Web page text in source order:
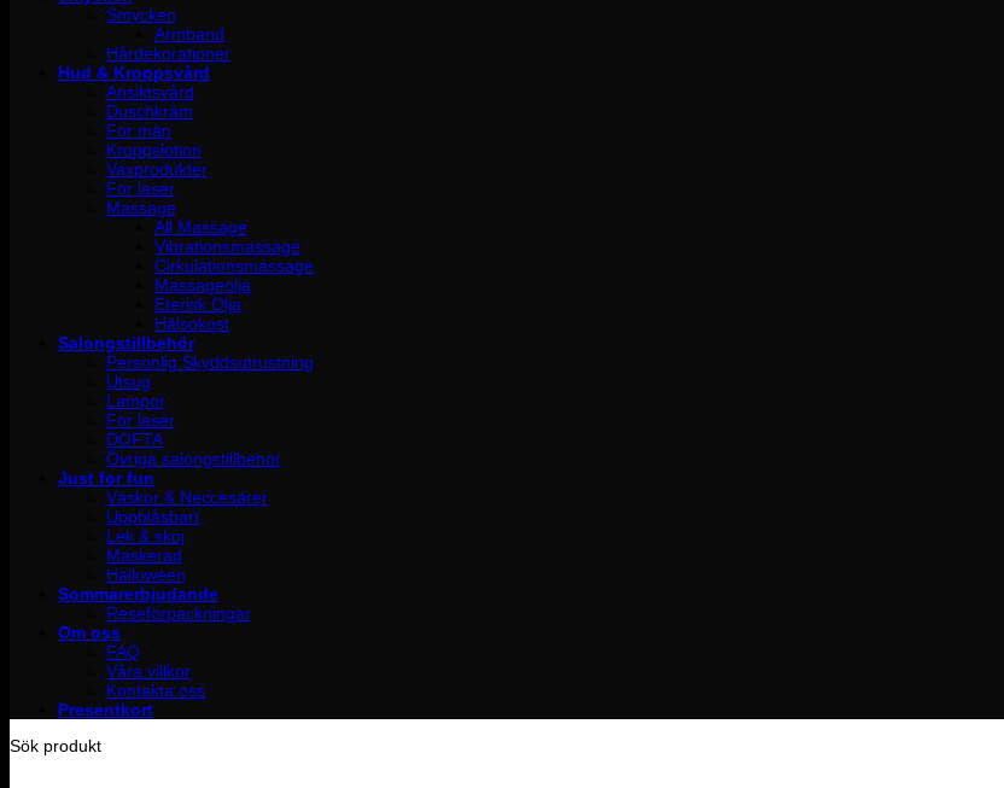
Smycken
Armband
Hårdekorationer
Hud & Kroppsvård
Ansiktsvård
Duschkräm
För män
Kroppslotion
Vaxprodukter
För laser
Massage
All Massage
Vibrationsmassage
Cirkulationsmassage
Massageolja
Eterisk Olja
Hälsokost
Salongstillbehör
Personlig Skyddsutrustning
Utsug
Lampor
För laser
DOFTA
Övriga salongstillbehör
Just for fun
Väskor & Neccesärer
Uppblåsbart
Lek & skoj
Maskerad
Halloween
Sommarerbjudande
Reseförpackningar
Om oss
FAQ
Våra villkor
Kontakta oss
Presentkort
Sök produkt